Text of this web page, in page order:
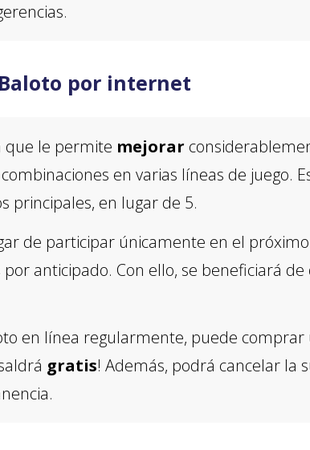
por internet
que le permite mejorar
en varias líneas de juego.
principales, en lugar de 5.
de participar únicamente en el
anticipado. Con ello, se beneficiará de
en línea regularmente, puede comprar
gratis! Además, podrá cancelar la